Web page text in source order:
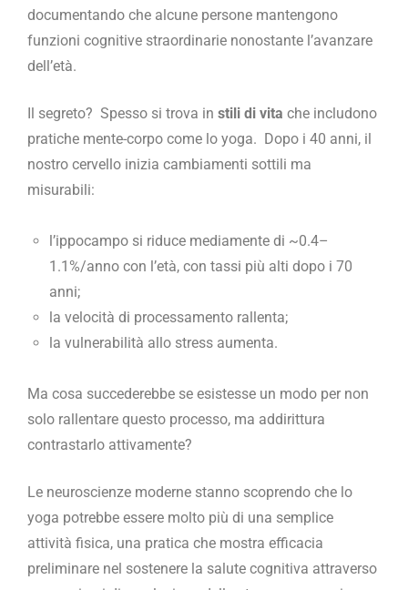
documentando che alcune persone mantengono
funzioni cognitive straordinarie nonostante l’avanzare
dell’età.
Il segreto? Spesso si trova in stili di vita che includono
pratiche mente-corpo come lo yoga. Dopo i 40 anni, il
nostro cervello inizia cambiamenti sottili ma
misurabili:
l’ippocampo si riduce mediamente di ~0.4–
1.1%/anno con l’età, con tassi più alti dopo i 70
anni;
la velocità di processamento rallenta;
la vulnerabilità allo stress aumenta.
Ma cosa succederebbe se esistesse un modo per non
solo rallentare questo processo, ma addirittura
contrastarlo attivamente?
Le neuroscienze moderne stanno scoprendo che lo
yoga potrebbe essere molto più di una semplice
attività fisica, una pratica che mostra efficacia
preliminare nel sostenere la salute cognitiva attraverso